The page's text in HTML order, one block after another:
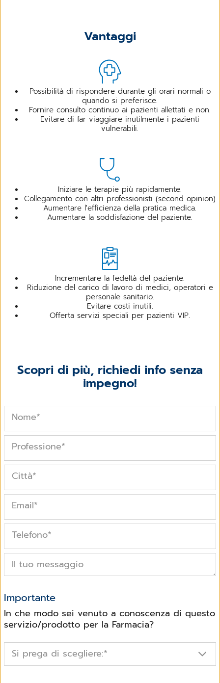
Vantaggi
Possibilità di rispondere durante gli orari normali o
quando si preferisce.
Fornire consulto continuo ai pazienti allettati e non.
Evitare di far viaggiare inutilmente i pazienti
vulnerabili.
Iniziare le terapie più rapidamente.
Collegamento con altri professionisti (second opinion)
Aumentare l'efficienza della pratica medica.
Aumentare la soddisfazione del paziente.
Incrementare la fedeltà del paziente.
Riduzione del carico di lavoro di medici, operatori e
personale sanitario.
Evitare costi inutili.
Offerta servizi speciali per pazienti VIP.
Scopri di più, richiedi info senza
impegno!
Nome*
Professione*
Città*
Email*
Telefono*
Il tuo messaggio
Importante
In che modo sei venuto a conoscenza di questo
servizio/prodotto per la Farmacia?
Si prega di scegliere:*